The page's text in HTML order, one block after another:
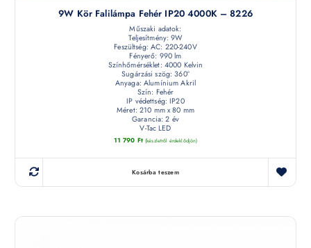
9W Kör Falilámpa Fehér IP20 4000K – 8226
Műszaki adatok:
Teljesítmény: 9W
Feszültség: AC: 220-240V
Fényerő: 990 lm
Színhőmérséklet: 4000 Kelvin
Sugárzási szög: 360°
Anyaga: Alumínium Akril
Szín: Fehér
IP védettség: IP20
Méret: 210 mm x 80 mm
Garancia: 2 év
V-Tac LED
11 790 Ft (készletről érdeklődjön)
Kosárba teszem